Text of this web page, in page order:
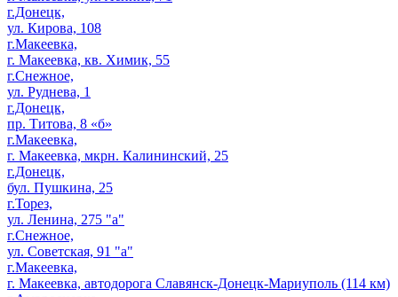
г.Донецк,
ул. Кирова, 108
г.Макеевка,
г. Макеевка, кв. Химик, 55
г.Снежное,
ул. Руднева, 1
г.Донецк,
пр. Титова, 8 «б»
г.Макеевка,
г. Макеевка, мкрн. Калининский, 25
г.Донецк,
бул. Пушкина, 25
г.Торез,
ул. Ленина, 275 "а"
г.Снежное,
ул. Советская, 91 "а"
г.Макеевка,
г. Макеевка, автодорога Славянск-Донецк-Мариуполь (114 км)